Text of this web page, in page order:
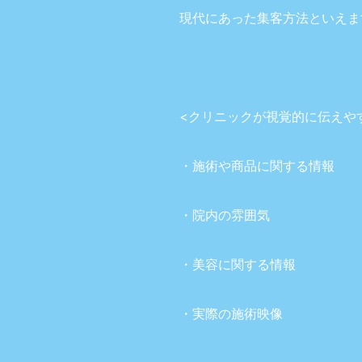
現代にあった集客方法といえま
<クリニックが視覚的に伝えや
・ 施術や商品に関する情報
・院内の雰囲気
・美容に関する情報
・実際の施術映像